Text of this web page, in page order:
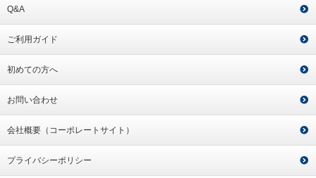
Q&A
ご利用ガイド
初めての方へ
お問い合わせ
会社概要（コーポレートサイト）
プライバシーポリシー